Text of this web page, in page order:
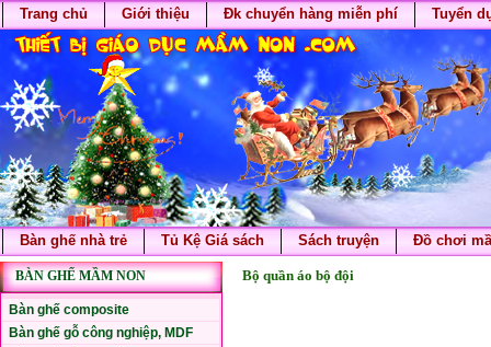
Trang chủ Giới thiệu Đk chuyển hàng miễn phí Tuyển
Bàn ghế nhà trẻ Tủ Kệ Giá sách Sách truyện Đồ chơi
BÀN GHẾ MẦM NON
Bàn ghế composite
Bàn ghế gỗ công nghiệp, MDF
Bộ quần áo bộ đội